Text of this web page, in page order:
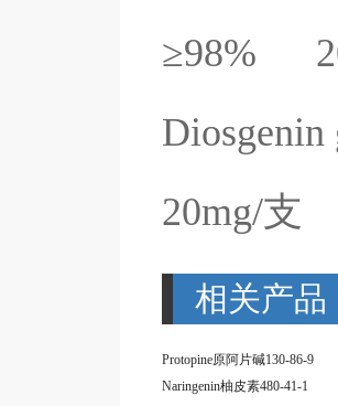
≥98%
Diosgenin
20mg/支
相关产品
Protopine原阿片碱130-86-9
Naringenin柚皮素480-41-1